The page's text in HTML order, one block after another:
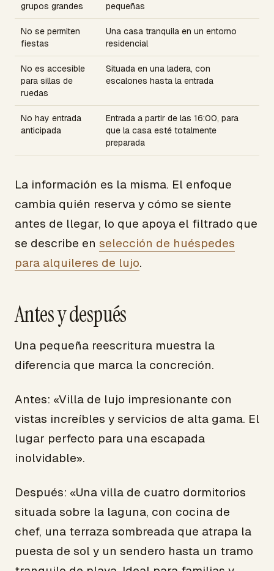
grupos grandes
pequeñas
No se permiten
fiestas
Una casa tranquila en un entorno
residencial
No es accesible
para sillas de
ruedas
Situada en una ladera, con
escalones hasta la entrada
No hay entrada
anticipada
Entrada a partir de las 16:00, para
que la casa esté totalmente
preparada
La información es la misma. El enfoque
cambia quién reserva y cómo se siente
antes de llegar, lo que apoya el filtrado que
se describe en selección de huéspedes
para alquileres de lujo.
Antes y después
Una pequeña reescritura muestra la
diferencia que marca la concreción.
Antes: «Villa de lujo impresionante con
vistas increíbles y servicios de alta gama. El
lugar perfecto para una escapada
inolvidable».
Después: «Una villa de cuatro dormitorios
situada sobre la laguna, con cocina de
chef, una terraza sombreada que atrapa la
puesta de sol y un sendero hasta un tramo